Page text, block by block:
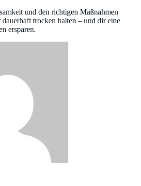
und den richtigen Maßnahmen
trocken halten – und dir eine
ersparen.